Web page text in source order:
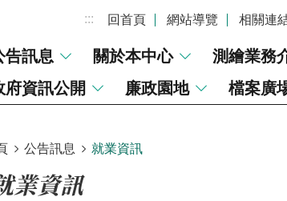
::: 回首頁 網站導覽 相關連
告訊息 關於本中心 測繪業務
府資訊公開
廉政園地 檔案廣
公告訊息 就業資訊
業資訊